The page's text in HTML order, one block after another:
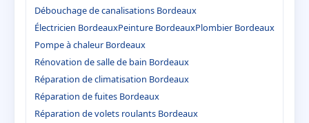
Débouchage de canalisations Bordeaux
Électricien BordeauxPeinture BordeauxPlombier Bordeaux
Pompe à chaleur Bordeaux
Rénovation de salle de bain Bordeaux
Réparation de climatisation Bordeaux
Réparation de fuites Bordeaux
Réparation de volets roulants Bordeaux